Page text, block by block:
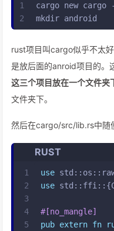
1
2
cargo new
mkdir android
rust项目叫cargo似乎不太
是放后面的anroid项目的。
这三个项目放在一个文件夹
文件夹下。
然后在cargo/src/lib.rs中随
RUST
1
2
3
4
5
use
use
#[no_mangle]
pub extern fn